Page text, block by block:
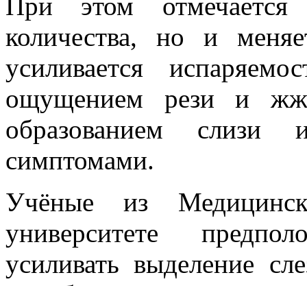
количества, но и
усиливается
ощущением рези и
образованием
симптомами.
Учёные из
университете
усиливать выделение